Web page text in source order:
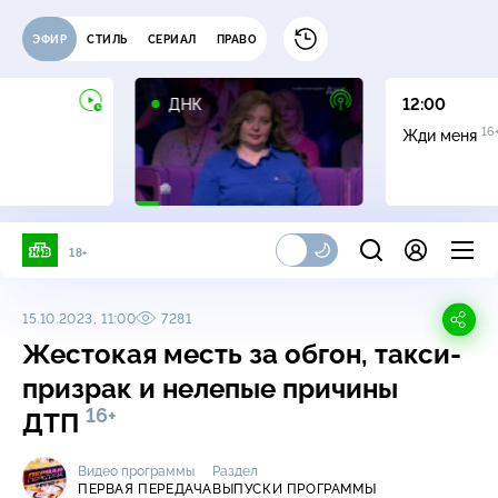
ЭФИР СТИЛЬ СЕРИАЛ ПРАВО
ДНК
16+
12:00
Жди меня
18+
15.10.2023, 11:00 7281
Жестокая месть за обгон, такси-
призрак и нелепые причины
ДТП 16+
Видео программы
ПЕРВАЯ ПЕРЕДАЧА
Раздел
ВЫПУСКИ ПРОГРАММЫ